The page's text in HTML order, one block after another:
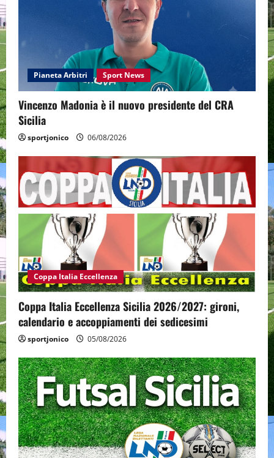
Pianeta Arbitri Sport News
Vincenzo Madonia è il nuovo presidente del CRA
Sicilia
sportjonico 06/08/2026
Coppa Italia Eccellenza
Coppa Italia Eccellenza Sicilia 2026/2027: gironi,
calendario e accoppiamenti dei sedicesimi
sportjonico 05/08/2026